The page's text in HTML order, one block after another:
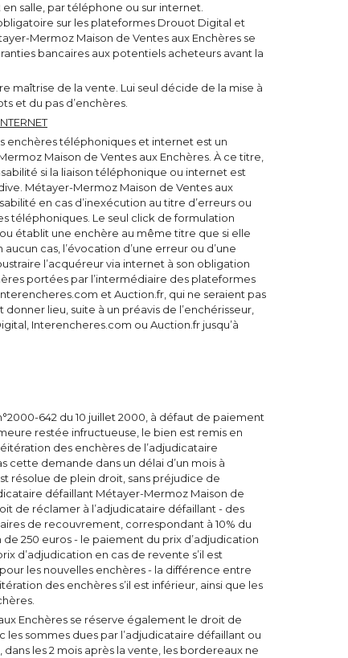
salle, par téléphone ou sur internet.
sur les plateformes Drouot Digital et
Mermoz Maison de Ventes aux Enchères se
bancaires aux potentiels acheteurs avant la
maîtrise de la vente. Lui seul décide de la mise à
et du pas d’enchères.
enchères téléphoniques et internet est un
Maison de Ventes aux Enchères. À ce titre,
si la liaison téléphonique ou internet est
Métayer-Mermoz Maison de Ventes aux
en cas d’inexécution au titre d’erreurs ou
téléphoniques. Le seul click de formulation
établit une enchère au même titre que si elle
cas, l’évocation d’une erreur ou d’une
l’acquéreur via internet à son obligation
portées par l’intermédiaire des plateformes
et Auction.fr, qui ne seraient pas
lieu, suite à un préavis de l’enchérisseur,
Interencheres.com ou Auction.fr jusqu’à
642 du 10 juillet 2000, à défaut de paiement
restée infructueuse, le bien est remis en
des enchères de l’adjudicataire
cette demande dans un délai d’un mois à
résolue de plein droit, sans préjudice de
défaillant Métayer-Mermoz Maison de
de réclamer à l’adjudicataire défaillant - des
de recouvrement, correspondant à 10% du
250 euros - le paiement du prix d’adjudication
d’adjudication en cas de revente s’il est
les nouvelles enchères - la différence entre
des enchères s’il est inférieur, ainsi que les
Enchères se réserve également le droit de
sommes dues par l’adjudicataire défaillant ou
les 2 mois après la vente, les bordereaux ne